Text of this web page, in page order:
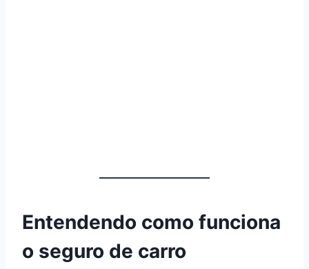
Entendendo como funciona
o seguro de carro